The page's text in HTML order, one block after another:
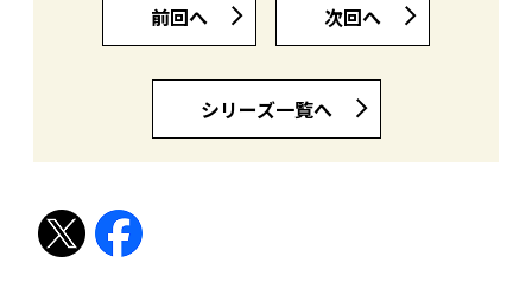
前回へ 次回へ
シリーズ一覧へ